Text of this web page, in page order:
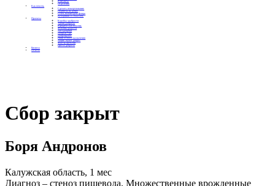
Контакты
Отделения
Как помочь
Сделать пожертвование
Подписка на добро
Стать волонтером фонда
Вечеринки со смыслом
Проекты
Коробка храбрости
Уроки Доброты
Юридическая помощь
Мамины радости
Автодобряки
Добрый торт
Добропробег
Няни особого назначения
Акция «Букет добра»
Фактор времени
Цветы доброты
Бизнесу
Отчеты
Сбор закрыт
Боря Андронов
Калужская область, 1 мес
Диагноз – стеноз пищевода. Множественные врожденные